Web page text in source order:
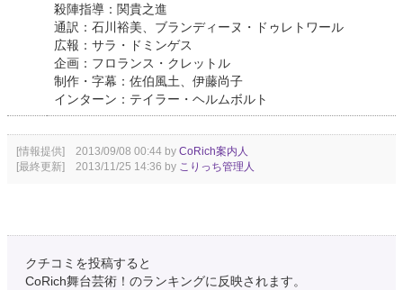
殺陣指導：関貴之進
通訳：石川裕美、ブランディーヌ・ドゥレトワール
広報：サラ・ドミンゲス
企画：フロランス・クレットル
制作・字幕：佐伯風土、伊藤尚子
インターン：テイラー・ヘルムボルト
[情報提供] 2013/09/08 00:44 by CoRich案内人
[最終更新] 2013/11/25 14:36 by こりっち管理人
クチコミを投稿すると
CoRich舞台芸術！のランキングに反映されます。